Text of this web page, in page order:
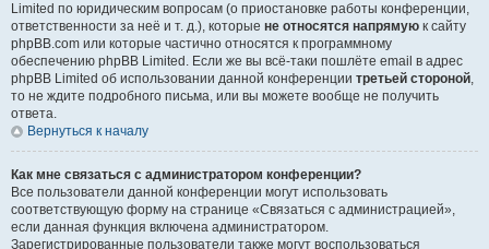
Limited по юридическим вопросам (о приостановке работы конференции,
ответственности за неё и т. д.), которые не относятся напрямую к сайту
phpBB.com или которые частично относятся к программному
обеспечению phpBB Limited. Если же вы всё-таки пошлёте email в адрес
phpBB Limited об использовании данной конференции третьей стороной,
то не ждите подробного письма, или вы можете вообще не получить
ответа.
Вернуться к началу
Как мне связаться с администратором конференции?
Все пользователи данной конференции могут использовать
соответствующую форму на странице «Связаться с администрацией»,
если данная функция включена администратором.
Зарегистрированные пользователи также могут воспользоваться